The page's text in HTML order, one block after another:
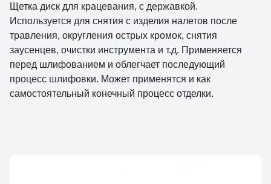
Щетка диск для крацевания, с державкой.
Используется для снятия с изделия налетов после
травления, округления острых кромок, снятия
заусенцев, очистки инструмента и т.д. Применяется
перед шлифованием и облегчает последующий
процесс шлифовки. Может применятся и как
самостоятельный конечный процесс отделки.